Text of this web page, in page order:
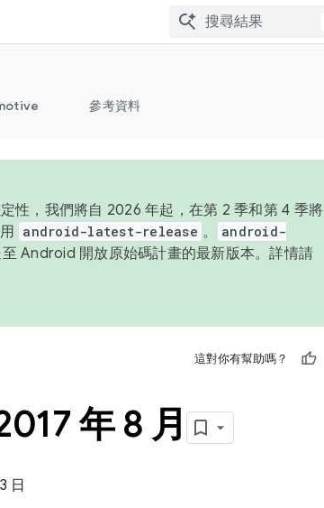
參考資料
性，我們將自 2026 年起，在第 2 季和第 4 季將
android-latest-release 。
android-
Android 開放原始碼計畫的最新版本。詳情請
這對你有幫助嗎？
年 8 月
日